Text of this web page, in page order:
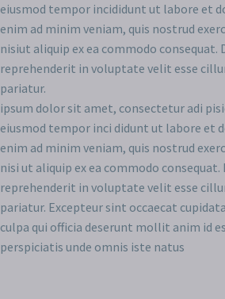
eiusmod tempor incididunt ut labore et
enim ad minim veniam, quis nostrud
nisiut aliquip ex ea commodo consequat.
reprehenderit in voluptate velit esse
pariatur.
ipsum dolor sit amet, consectetur adi
eiusmod tempor inci didunt ut labore et
enim ad minim veniam, quis nostrud
nisi ut aliquip ex ea commodo
reprehenderit in voluptate velit esse
pariatur. Excepteur sint occaecat
culpa qui officia deserunt mollit anim id
perspiciatis unde omnis iste natus